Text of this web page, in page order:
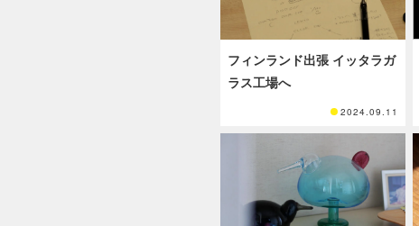
フィンランド出張 イッタラガ
ラス工場へ
2024.09.11